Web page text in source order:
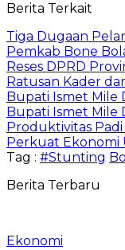
Berita Terkait
Tiga Dugaan
Pemkab Bone
Reses DPRD
Ratusan Kader
Bupati Ismet
Bupati Ismet Mile
Produktivitas
Perkuat Ekonomi
Tag : #Stunting
Berita Terbaru
Ekonomi